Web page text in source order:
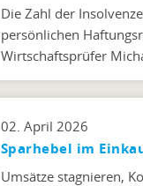
Die Zahl der
persönlichen
Wirtschaftsprüfer
02. April 2026
Sparhebel im
Umsätze stagnieren,